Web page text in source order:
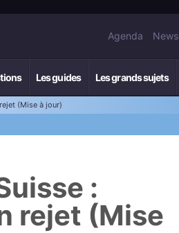
Agenda
Les guides Les grands sujets
(Mise à jour)
:
rejet (Mise